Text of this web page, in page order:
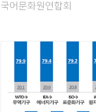
국어문화원연합회